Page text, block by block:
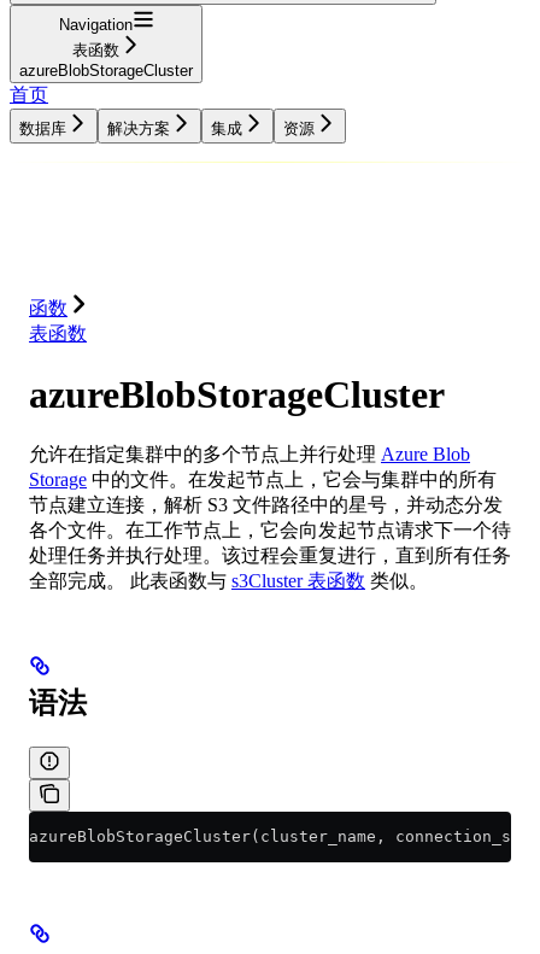
Navigation
表函数
azureBlobStorageCluster
首页
数据库 解决方案 集成 资源
函数
表函数
azureBlobStorageCluster
允许在指定集群中的多个节点上并行处理 Azure Blob
Storage 中的文件。在发起节点上，它会与集群中的所有
节点建立连接，解析 S3 文件路径中的星号，并动态分发
各个文件。在工作节点上，它会向发起节点请求下一个待
处理任务并执行处理。该过程会重复进行，直到所有任务
全部完成。 此表函数与 s3Cluster 表函数 类似。
语法
azureBlobStorageCluster(cluster_name,